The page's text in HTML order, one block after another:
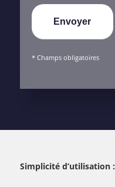
* Champs obligatoires
Simplicité d’utilisation :